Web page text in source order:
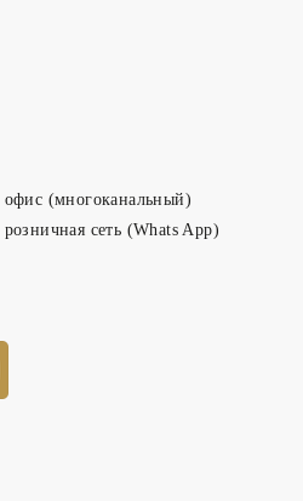
офис (многоканальный)
розничная сеть (Whats App)